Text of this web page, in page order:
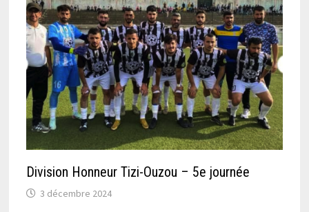
Division Honneur Tizi-Ouzou – 5e journée
3 décembre 2024